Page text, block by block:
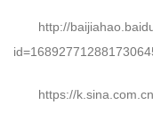
http://
https://